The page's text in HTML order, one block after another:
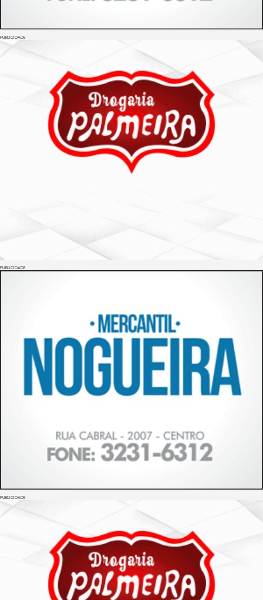
PUBLICIDADE
PUBLICIDADE
PUBLICIDADE